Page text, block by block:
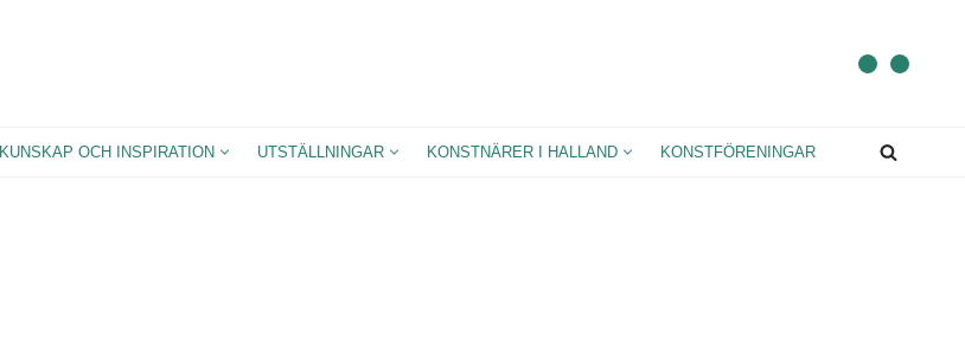
KUNSKAP OCH INSPIRATION UTSTÄLLNINGAR KONSTNÄRER I HALLAND KONSTFÖRENINGAR